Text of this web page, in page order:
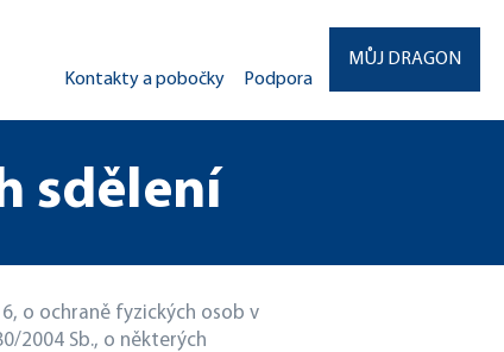
MŮJ DRAGON
Kontakty a pobočky
Podpora
sdělení
o ochraně fyzických osob v
2004 Sb., o některých